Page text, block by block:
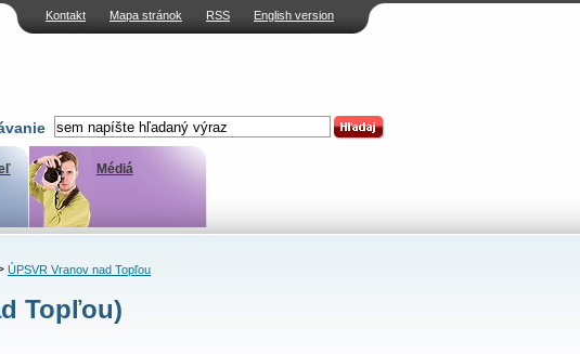
Kontakt Mapa stránok RSS English version
Médiá
ÚPSVR Vranov nad Topľou
Topľou)